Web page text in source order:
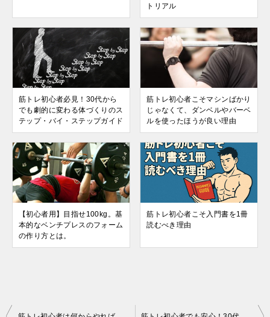
トリアル
筋トレ初心者必見！30代から
でも劇的に変わる体づくりのス
テップ・バイ・ステップガイド
筋トレ初心者こそマシンばかり
じゃなくて、ダンベルやバーベ
ルを使ったほうが良い理由
【初心者用】目指せ100kg。基
本的なベンチプレスのフォーム
の作り方とは。
筋トレ初心者こそ入門書を1冊
読むべき理由
投